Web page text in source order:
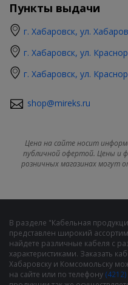
Пункты выдачи
г. Хабаровск, ул.
г. Хабаровск, ул.
г. Хабаровск, ул.
shop@mireks.ru
Цена на сайте носит
публичной офертой. Цены и
розничных магазинах могут
В разделе "Кабельная
представлен широкий
найдете различные кабеля с
характеристиками. Заказать
Хабаровску и Комсомольску
на сайте или по телефону